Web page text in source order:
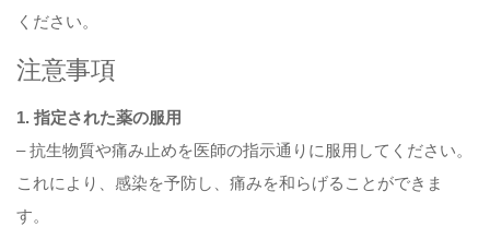
ください。
注意事項
1. 指定された薬の服用
– 抗生物質や痛み止めを医師の指示通りに服用してください。
これにより、感染を予防し、痛みを和らげることができま
す。